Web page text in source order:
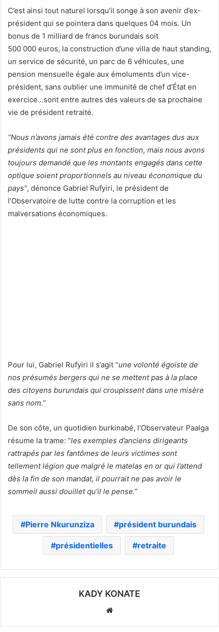
C’est ainsi tout naturel lorsqu’il songe à son avenir d’ex-
président qui se pointera dans quelques 04 mois. Un
bonus de 1 milliard de francs burundais soit
500 000 euros, la construction d’une villa de haut standing,
un service de sécurité, un parc de 6 véhicules, une
pension mensuelle égale aux émoluments d’un vice-
président, sans oublier une immunité de chef d’État en
exercice…sont entre autres des valeurs de sa prochaine
vie de président retraité.
“Nous n’avons jamais été contre des avantages dus aux
présidents qui ne sont plus en fonction, mais nous avons
toujours demandé que les montants engagés dans cette
optique soient proportionnels au niveau économique du
pays”, dénonce Gabriel Rufyiri, le président de
l’Observatoire de lutte contre la corruption et les
malversations économiques.
Pour lui, Gabriel Rufyiri il s’agit “une volonté égoïste de
nos présumés bergers qui ne se mettent pas à la place
des citoyens burundais qui croupissent dans une misère
sans nom.”
De son côte, un quotidien burkinabé, l’Observateur Paalga
résume la trame: “les exemples d’anciens dirigeants
rattrapés par les fantômes de leurs victimes sont
tellement légion que malgré le matelas en or qui l’attend
dès la fin de son mandat, il pourrait ne pas avoir le
sommeil aussi douillet qu’il le pense.”
Pierre Nkurunziza président burundais
présidentielles retraite
KADY KONATE